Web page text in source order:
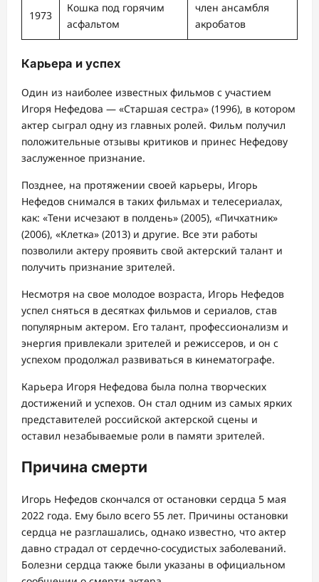
1973
Кошка под горячим
асфальтом
член ансамбля
акробатов
Карьера и успех
Один из наиболее известных фильмов с участием
Игоря Нефедова — «Старшая сестра» (1996), в котором
актер сыграл одну из главных ролей. Фильм получил
положительные отзывы критиков и принес Нефедову
заслуженное признание.
Позднее, на протяжении своей карьеры, Игорь
Нефедов снимался в таких фильмах и телесериалах,
как: «Тени исчезают в полдень» (2005), «Пичхатник»
(2006), «Клетка» (2013) и другие. Все эти работы
позволили актеру проявить свой актерский талант и
получить признание зрителей.
Несмотря на свое молодое возраста, Игорь Нефедов
успел сняться в десятках фильмов и сериалов, став
популярным актером. Его талант, профессионализм и
энергия привлекали зрителей и режиссеров, и он с
успехом продолжал развиваться в кинематографе.
Карьера Игоря Нефедова была полна творческих
достижений и успехов. Он стал одним из самых ярких
представителей российской актерской сцены и
оставил незабываемые роли в памяти зрителей.
Причина смерти
Игорь Нефедов скончался от остановки сердца 5 мая
2022 года. Ему было всего 55 лет. Причины остановки
сердца не разглашались, однако известно, что актер
давно страдал от сердечно-сосудистых заболеваний.
Болезни сердца также были указаны в официальном